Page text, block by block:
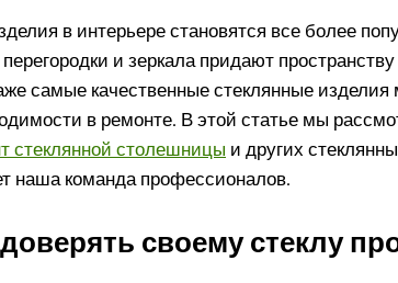
в интерьере становятся все более
и зеркала придают пространству
самые качественные стеклянные изделия
в ремонте. В этой статье мы
стеклянной столешницы и других
наша команда профессионалов.
своему стеклу